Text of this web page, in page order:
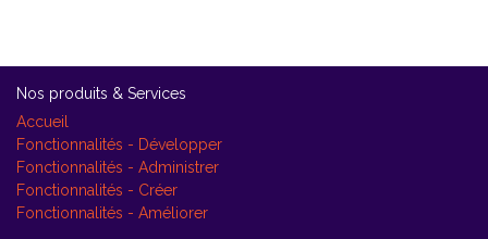
Nos produits & Services
Accueil
Fonctionnalités - Développer
Fonctionnalités - Administrer
Fonctionnalités - Créer
Fonctionnalités - Améliorer